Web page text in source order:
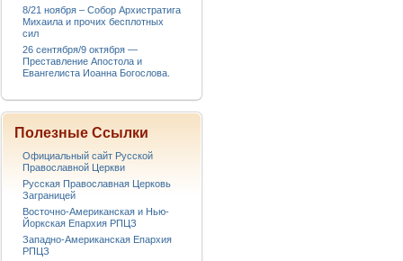
8/21 ноября – Собор Архистратига
Михаила и прочих бесплотных
сил
26 сентября/9 октября —
Преставление Апостола и
Евангелиста Иоанна Богослова.
Полезные Ссылки
Официальный сайт Русской
Православной Церкви
Русская Православная Церковь
Заграницей
Восточно-Американская и Нью-
Йоркская Епархия РПЦЗ
Западно-Американская Епархия
РПЦЗ